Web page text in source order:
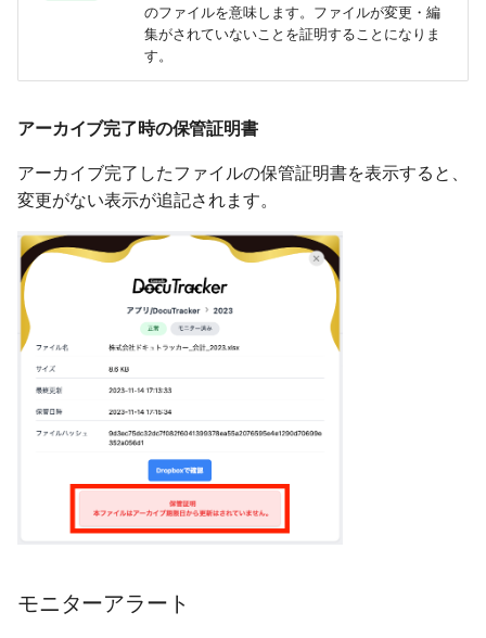
のファイルを意味します。ファイルが変更・編
集がされていないことを証明することになりま
す。
アーカイブ完了時の保管証明書
アーカイブ完了したファイルの保管証明書を表示すると、
変更がない表示が追記されます。
モニターアラート